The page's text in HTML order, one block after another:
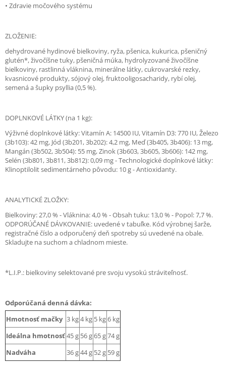
• Zdravie močového systému
ZLOŽENIE:
dehydrované hydinové bielkoviny, ryža, pšenica, kukurica, pšeničný
glutén*, živočíšne tuky, pšeničná múka, hydrolyzované živočíšne
bielkoviny, rastlinná vláknina, minerálne látky, cukrovarské rezky,
kvasnicové produkty, sójový olej, fruktooligosacharidy, rybí olej,
semená a šupky psyllia (0,5 %).
DOPLNKOVÉ LÁTKY (na 1 kg):
Výživné doplnkové látky: Vitamín A: 14500 IU, Vitamín D3: 770 IU, Železo
(3b103): 42 mg, Jód (3b201, 3b202): 4,2 mg, Meď (3b405, 3b406): 13 mg,
Mangán (3b502, 3b504): 55 mg, Zinok (3b603, 3b605, 3b606): 142 mg,
Selén (3b801, 3b811, 3b812): 0,09 mg - Technologické doplnkové látky:
Klinoptilolit sedimentárneho pôvodu: 10 g - Antioxidanty.
ANALYTICKÉ ZLOŽKY:
Bielkoviny: 27,0 % - Vláknina: 4,0 % - Obsah tuku: 13,0 % - Popol: 7,7 %.
ODPORÚČANÉ DÁVKOVANIE: uvedené v tabuľke. Kód výrobnej šarže,
registračné číslo a odporučený deň spotreby sú uvedené na obale.
Skladujte na suchom a chladnom mieste.
*L.I.P.: bielkoviny selektované pre svoju vysokú stráviteľnosť.
Odporúčaná denná dávka:
Hmotnosť mačky 3 kg4 kg 5 kg6 kg
Ideálna hmotnosť45 g 56 g65 g74 g
Nadváha
36 g44 g 52 g 59 g